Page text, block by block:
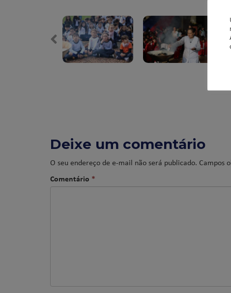
Deixe um comentário
O seu endereço de e-mail não será publicado. Campos
Comentário *